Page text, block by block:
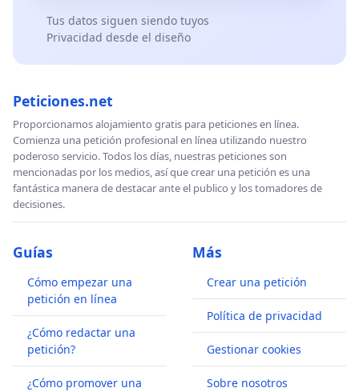
Tus datos siguen siendo tuyos
Privacidad desde el diseño
Peticiones.net
Proporcionamos alojamiento gratis para peticiones en línea.
Comienza una petición profesional en línea utilizando nuestro
poderoso servicio. Todos los días, nuestras peticiones son
mencionadas por los medios, así que crear una petición es una
fantástica manera de destacar ante el publico y los tomadores de
decisiones.
Guías
Cómo empezar una
petición en línea
¿Cómo redactar una
petición?
¿Cómo promover una
Más
Crear una petición
Política de privacidad
Gestionar cookies
Sobre nosotros